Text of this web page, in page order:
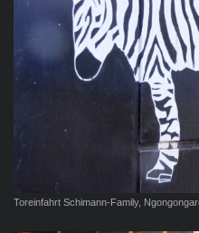
Toreinfahrt Schimann-Family,